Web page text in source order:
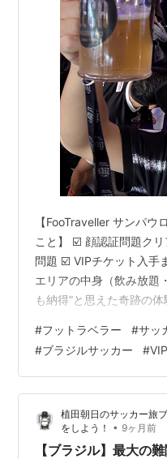
【FooTraveller サンパウ
こと】 ☑️ 顔認証問題ク
問題 ☑️ VIPチケット入手
エリアの中身（飲み放題
も納得”と思えた奇跡の
記事 ◆まさかのVIPチケ
してホッとしたのも束の
かのチケット完売問題‼️
見れないなんて…地獄す
でも、ここでオレの得意
#フットラベラー #サッ
#ブラジルサッカー #
植田朝日のサッカー旅
をしよう！
• 9ヶ月前
【ブラジル】最大の